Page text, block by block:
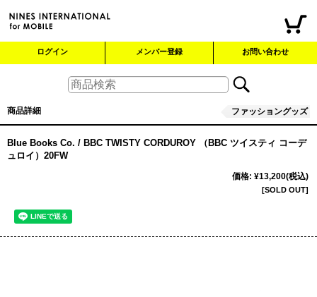
ログイン メンバー登録 お問い合わせ
商品詳細 ファッショングッズ
Blue Books Co. / BBC TWISTY CORDUROY （BBC ツイスティ コーデ
ュロイ）20FW
価格: ¥13,200(税込)
[SOLD OUT]